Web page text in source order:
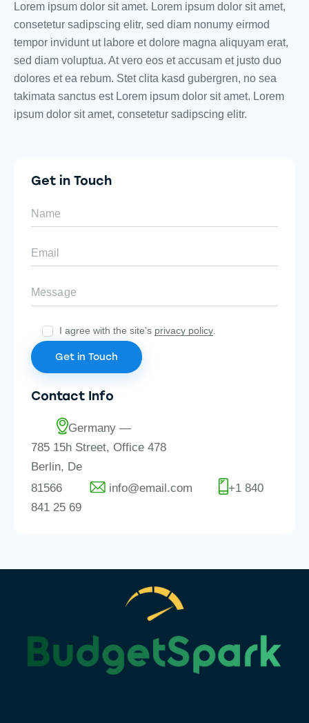
Lorem ipsum dolor sit amet. Lorem ipsum dolor sit amet,
consetetur sadipscing elitr, sed diam nonumy eirmod
tempor invidunt ut labore et dolore magna aliquyam erat,
sed diam voluptua. At vero eos et accusam et justo duo
dolores et ea rebum. Stet clita kasd gubergren, no sea
takimata sanctus est Lorem ipsum dolor sit amet. Lorem
ipsum dolor sit amet, consetetur sadipscing elitr.
Get in Touch
I agree with the site’s privacy policy.
Contact Info
Germany —
785 15h Street, Office 478
Berlin, De
81566
info@email.com
+1 840
841 25 69